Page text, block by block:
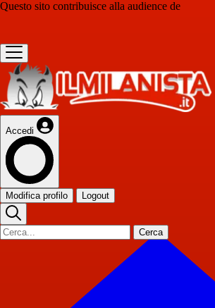
Questo sito contribuisce alla audience de
Accedi
Modifica profilo Logout
Cerca